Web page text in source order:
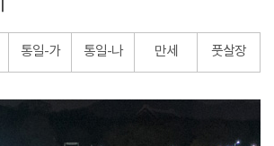
통일-가 통일-나 만세 풋살장